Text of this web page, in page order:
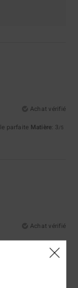
Achat vérifié
parfaite Matière: 3/5
Achat vérifié
Matière: 4/5